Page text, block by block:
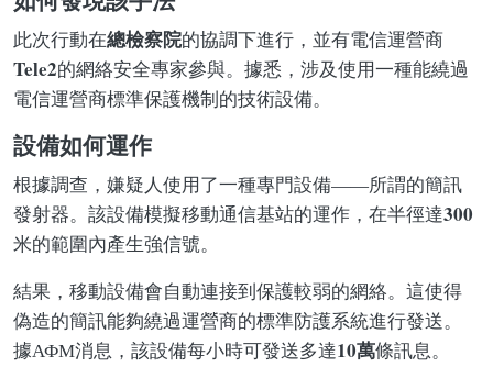
此次行動在總檢察院的協調下進行，並有電信運營商
Tele2的網絡安全專家參與。據悉，涉及使用一種能繞過
電信運營商標準保護機制的技術設備。
設備如何運作
根據調查，嫌疑人使用了一種專門設備——所謂的簡訊
發射器。該設備模擬移動通信基站的運作，在半徑達300
米的範圍內產生強信號。
結果，移動設備會自動連接到保護較弱的網絡。這使得
偽造的簡訊能夠繞過運營商的標準防護系統進行發送。
據АФМ消息，該設備每小時可發送多達10萬條訊息。